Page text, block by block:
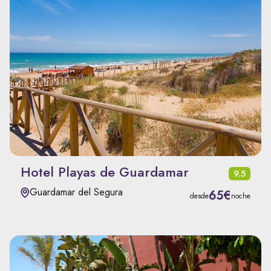
Hotel Playas de Guardamar 9.5
Guardamar del Segura desde65€noche